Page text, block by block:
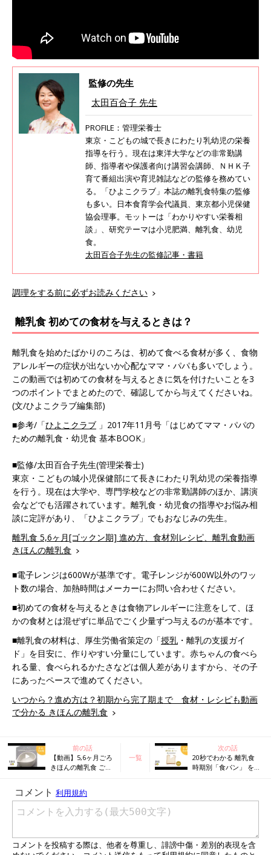
監修の先生
太田百合子 先生
PROFILE：管理栄養士
東京・こどもの城で長きにわたり乳幼児の栄養
指導を行う。現在は東洋大学などの非常勤講
師、指導者や保護者向け講習会講師、ＮＨＫ子
育て番組出演や育児雑誌などの監修を務めてい
る。「ひよこクラブ」本誌の離乳食特集の監修
も多い。日本食育学会代議員、東京都小児保健
協会理事。モットーは「わかりやすい栄養相
談」、研究テーマは小児肥満、離乳食、幼児
食。
太田百合子先生の監修記事・書籍
調理をする前に必ずお読みください
離乳食 初めての食材を与えるときは？
離乳食を始めたばかりのころは、初めて食べる食材が多く、食物
アレルギーの症状が出ないか心配なママ・パパも多いでしょう。
この動画では初めての食材を与えるときに気を付けたいことを3
つのポイントでまとめたので、確認してから与えてくださいね。
(文/ひよこクラブ編集部)
■参考/「ひよこクラブ 」2017年11月号「はじめてママ・パパの
ための離乳食・幼児食 基本BOOK」
■監修/太田百合子先生(管理栄養士)
東京・こどもの城小児保健部にて長きにわたり乳幼児の栄養指導
を行う。現在は大学や、専門学校などの非常勤講師のほか、講演
会などでも活躍されています。離乳食・幼児食の指導やお悩み相
談に定評があり、「ひよこクラブ」でもおなじみの先生。
離乳食 5,6ヶ月[ゴックン期] 進め方、食材別レシピ、離乳食動画
きほんの離乳食
■電子レンジは600Wが基準です。電子レンジが600W以外のワッ
ト数の場合、加熱時間はメーカーにお問い合わせください。
■初めての食材を与えるときは食物アレルギーに注意をして、ほ
かの食材とは混ぜずに単品でごく少量ずつ与えるのが基本です。
■離乳食の材料は、厚生労働省策定の「授乳 ・離乳の支援ガイ
ド」を目安に、作りやすい分量にしています。赤ちゃんの食べら
れる量、食べられるかたさなどは個人差がありますから、その子
にあったペースで進めてください。
いつから？進め方は？初期から完了期まで 食材・レシピも動画
で分かる きほんの離乳食
前の話
【動画】5,6ヶ月ごろ
きほんの離乳食 ごは
ク
一覧
次の話
20秒でわかる 離乳食
時期別「食パン」 を与